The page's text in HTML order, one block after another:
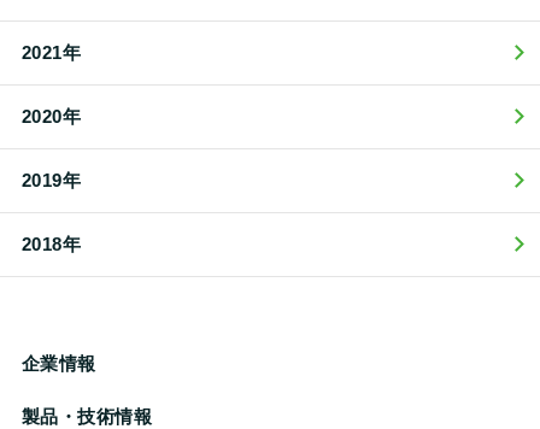
2021年
2020年
2019年
2018年
企業情報
製品・技術情報